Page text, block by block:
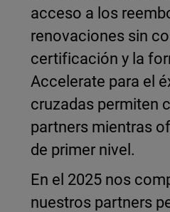
acceso a los
renovaciones sin
certificación y la
Accelerate para el
cruzadas permiten
partners mientras
de primer nivel.
En el 2025 nos
nuestros partners